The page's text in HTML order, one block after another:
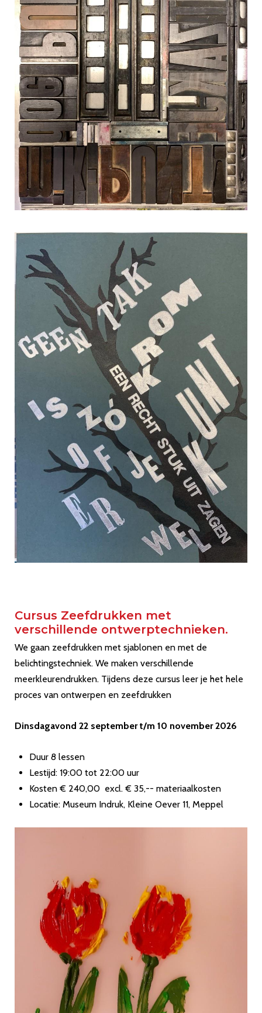
Cursus Zeefdrukken met
verschillende ontwerptechnieken.
We gaan zeefdrukken met sjablonen en met de
belichtingstechniek. We maken verschillende
meerkleurendrukken. Tijdens deze cursus leer je het hele
proces van ontwerpen en zeefdrukken
Dinsdagavond 22 september t/m 10 november 2026
Duur 8 lessen
Lestijd: 19:00 tot 22:00 uur
Kosten € 240,00 excl. € 35,-- materiaalkosten
Locatie: Museum Indruk, Kleine Oever 11, Meppel